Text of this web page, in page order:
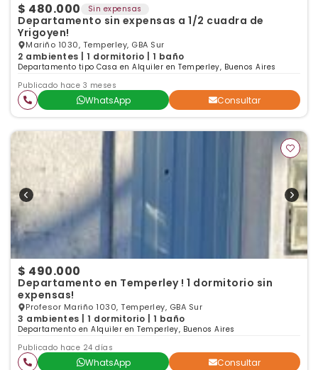
$ 480.000 Sin expensas
Departamento sin expensas a 1/2 cuadra de
Yrigoyen!
Mariño 1030, Temperley, GBA Sur
2 ambientes | 1 dormitorio | 1 baño
Departamento tipo Casa en Alquiler en Temperley, Buenos Aires
Publicado hace 3 meses
WhatsApp Consultar
$ 490.000
Departamento en Temperley ! 1 dormitorio sin
expensas!
Profesor Mariño 1030, Temperley, GBA Sur
3 ambientes | 1 dormitorio | 1 baño
Departamento en Alquiler en Temperley, Buenos Aires
Publicado hace 24 días
WhatsApp Consultar